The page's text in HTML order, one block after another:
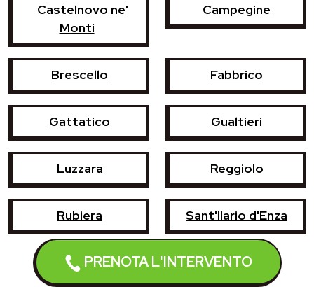
PRENOTA L'INTERVENTO
Castelnovo ne'
Monti
Campegine
Brescello Fabbrico
Gattatico Gualtieri
Luzzara Reggiolo
Rubiera Sant'Ilario d'Enza